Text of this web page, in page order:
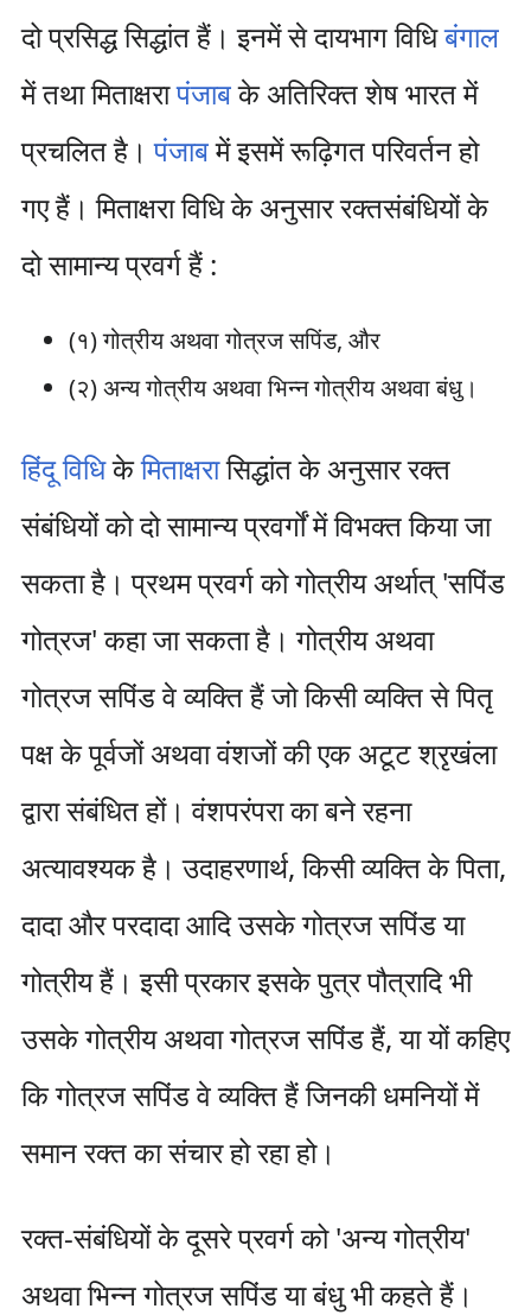
दो प्रसिद्ध सिद्धांत हैं। इनमें से दायभाग विधिबंगाल
में तथा मिताक्षरापंजाबके अतिरिक्त शेष भारत में
प्रचलित है।पंजाबमें इसमें रूढ़िगत परिवर्तन हो
गए हैं। मिताक्षरा विधि के अनुसार रक्तसंबंधियों के
दो सामान्य प्रवर्ग हैं :
(१) गोत्रीय अथवा गोत्रज सपिंड, और
(२) अन्य गोत्रीय अथवा भिन्न गोत्रीय अथवा बंधु।
हिंदू विधिकेमिताक्षरासिद्धांत के अनुसार रक्त
संबंधियों को दो सामान्य प्रवर्गों में विभक्त किया जा
सकता है। प्रथम प्रवर्ग को गोत्रीय अर्थात् 'सपिंड
गोत्रज' कहा जा सकता है। गोत्रीय अथवा
गोत्रज सपिंड वे व्यक्ति हैं जो किसी व्यक्ति से पितृ
पक्ष के पूर्वजों अथवा वंशजों की एक अटूट श्रृखंला
द्वारा संबंधित हों। वंशपरंपरा का बने रहना
अत्यावश्यक है। उदाहरणार्थ, किसी व्यक्ति के पिता,
दादा और परदादा आदि उसके गोत्रज सपिंड या
गोत्रीय हैं। इसी प्रकार इसके पुत्र पौत्रादि भी
उसके गोत्रीय अथवा गोत्रज सपिंड हैं, या यों कहिए
कि गोत्रज सपिंड वे व्यक्ति हैं जिनकी धमनियों में
समान रक्त का संचार हो रहा हो।
रक्त-संबंधियों के दूसरे प्रवर्ग को 'अन्य गोत्रीय'
अथवा भिन्न गोत्रज सपिंड या बंधु भी कहते हैं।